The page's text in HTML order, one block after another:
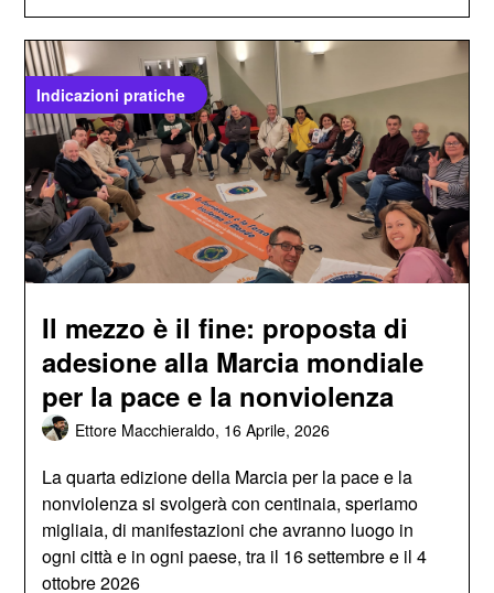
Indicazioni pratiche
Il mezzo è il fine: proposta di
adesione alla Marcia mondiale
per la pace e la nonviolenza
Ettore Macchieraldo, 16 Aprile, 2026
La quarta edizione della Marcia per la pace e la
nonviolenza si svolgerà con centinaia, speriamo
migliaia, di manifestazioni che avranno luogo in
ogni città e in ogni paese, tra il 16 settembre e il 4
ottobre 2026